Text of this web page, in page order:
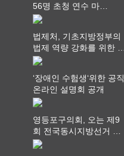
56명 초청 연수 마
쳐...“수업은 더 깊게, 교
법제처, 기초지방정부의
법제 역량 강화를 위한 전
라권 현장설명회 개최
‘장애인 수험생‘위한 공직
온라인 설명회 공개
영등포구의회, 오는 제9
회 전국동시지방선거 ‧
"공직사회는 어느 때보다